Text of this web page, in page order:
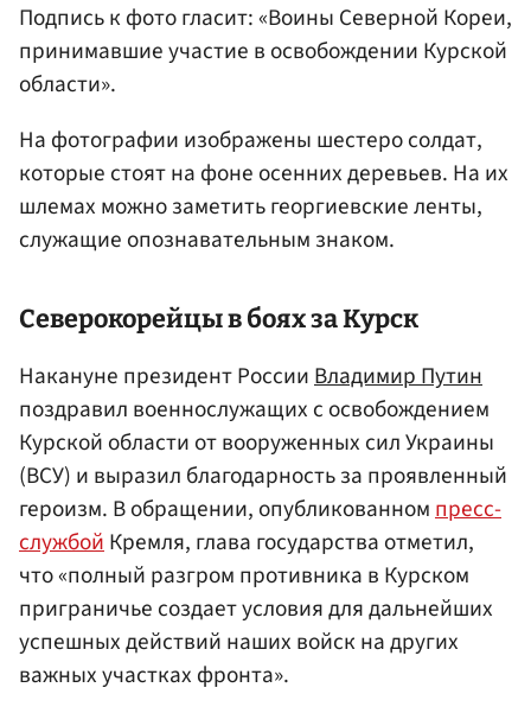
Подпись к фото гласит: «Воины Северной Кореи,
принимавшие участие в освобождении Курской
области».
На фотографии изображены шестеро солдат,
которые стоят на фоне осенних деревьев. На их
шлемах можно заметить георгиевские ленты,
служащие опознавательным знаком.
Северокорейцы в боях за Курск
Накануне президент РоссииВладимир Путин
поздравил военнослужащих с освобождением
Курской области от вооруженных сил Украины
(ВСУ) и выразил благодарность за проявленный
героизм. В обращении, опубликованномпресс-
службойКремля, глава государства отметил,
что «полный разгром противника в Курском
приграничье создает условия для дальнейших
успешных действий наших войск на других
важных участках фронта».